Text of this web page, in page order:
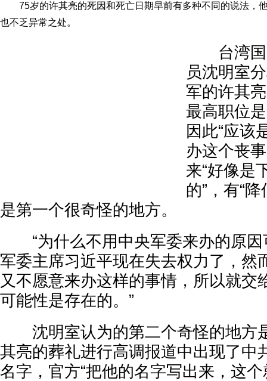
75岁的许其亮的死因和死亡日期早前有多种不同的说法，
也不乏异常之处。
台湾国
员沈明室
军的许其
最高职位
因此“应该
办这个丧
来“好像是
的”，有“
是第一个很奇怪的地方。
“为什么不用中央军委来办的原因
军委主席习近平现在失去权力了，然
又不愿意来办这样的事情，所以就交
可能性是存在的。”
沈明室认为的第二个奇怪的地方
其亮的葬礼进行高调报道中出现了中
名字，官方“把他的名字写出来，这个